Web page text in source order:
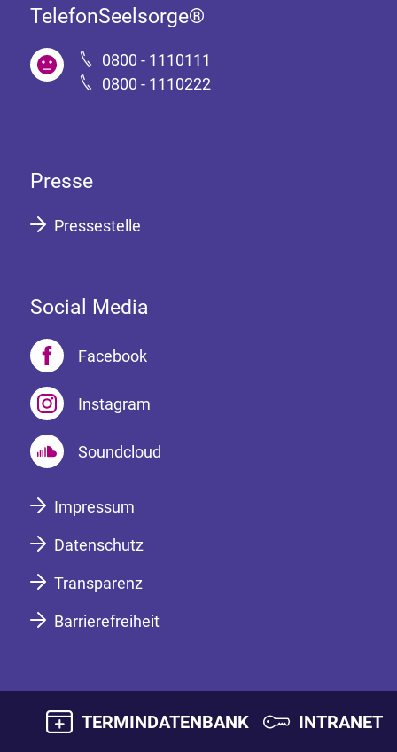
TelefonSeelsorge®
0800 - 1110111
0800 - 1110222
Presse
Pressestelle
Social Media
Facebook
Instagram
Soundcloud
Impressum
Datenschutz
Transparenz
Barrierefreiheit
TERMINDATENBANK INTRANET